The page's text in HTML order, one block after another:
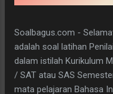
Soalbagus.com -
adalah soal latihan
dalam istilah Kurikulum
/ SAT atau SAS
mata pelajaran Bahasa